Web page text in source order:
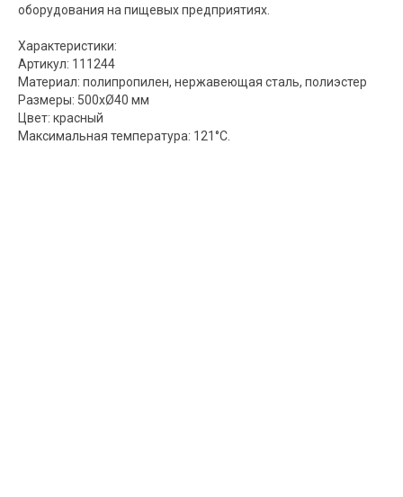
оборудования на пищевых предприятиях.
Характеристики:
Артикул: 111244
Материал: полипропилен, нержавеющая сталь, полиэстер
Размеры: 500xØ40 мм
Цвет: красный
Максимальная температура: 121°С.